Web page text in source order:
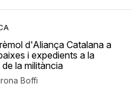
d'Aliança Catalana a
i expedients a la
la militància
Boffi